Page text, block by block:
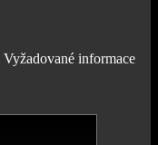
Vyžadované informace